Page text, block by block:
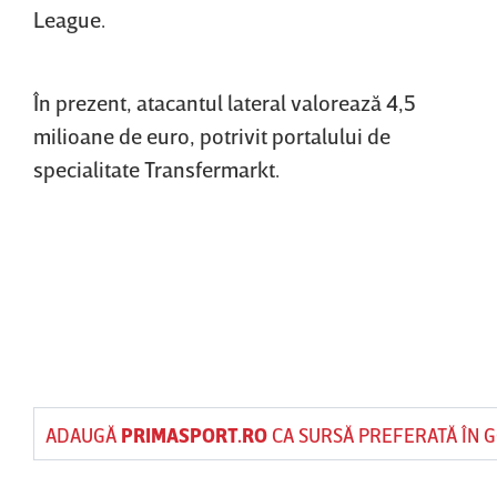
League.
În prezent, atacantul lateral valorează 4,5
milioane de euro, potrivit portalului de
specialitate Transfermarkt.
ADAUGĂ PRIMASPORT.ROCA SURSĂ PREFERATĂ ÎN